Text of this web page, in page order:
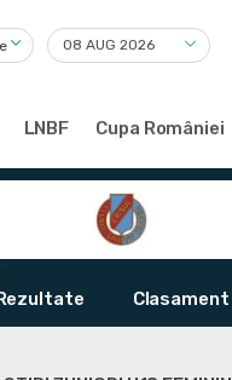
LNBF Cupa României
Clasament